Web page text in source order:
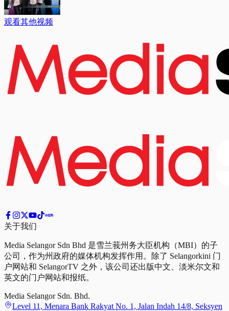
观看其他视频
关于我们
Media Selangor Sdn Bhd 是雪兰莪州务大臣机构（MBI）的子
公司，作为州政府的媒体机构发挥作用。除了 Selangorkini 门
户网站和 SelangorTV 之外，该公司还出版中文、淡米尔文和
英文的门户网站和报纸。
Media Selangor Sdn. Bhd.
Level 11, Menara Bank Rakyat No. 1, Jalan Indah 14/8, Seksyen